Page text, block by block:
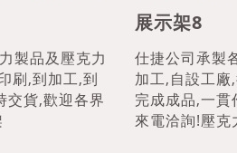
製品及壓克力
刷,到加工,到
交貨,歡迎各界
展示架8
仕捷公司承製
加工,自設工
完成成品,一
來電洽詢!壓克